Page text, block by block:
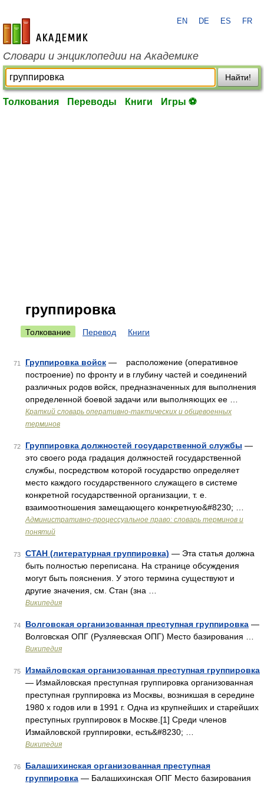
academic.ru
EN DE ES FR
Словари и энциклопедии на Академике
Найти!
Толкования Переводы Книги Игры ⚽
группировка
Толкование Перевод Книги
71 Группировка войск — расположение (оперативное
построение) по фронту и в глубину частей и соединений
различных родов войск, предназначенных для выполнения
определенной боевой задачи или выполняющих ее …
Краткий словарь оперативно-тактических и общевоенных
терминов
72 Группировка должностей государственной службы —
это своего рода градация должностей государственной
службы, посредством которой государство определяет
место каждого государственного служащего в системе
конкретной государственной организации, т. е.
взаимоотношения замещающего конкретную&#8230; …
Административно-процессуальное право: словарь терминов и
понятий
73 СТАН (литературная группировка) — Эта статья должна
быть полностью переписана. На странице обсуждения
могут быть пояснения. У этого термина существуют и
другие значения, см. Стан (зна …
Википедия
74 Волговская организованная преступная группировка —
Волговская ОПГ (Рузляевская ОПГ) Место базирования …
Википедия
75
Измайловская организованная преступная группировка
— Измайловская преступная группировка организованная
преступная группировка из Москвы, возникшая в середине
1980 х годов или в 1991 г. Одна из крупнейших и старейших
преступных группировок в Москве.[1] Среди членов
Измайловской группировки, есть&#8230; …
Википедия
76
Балашихинская организованная преступная
группировка — Балашихинская ОПГ Место базирования